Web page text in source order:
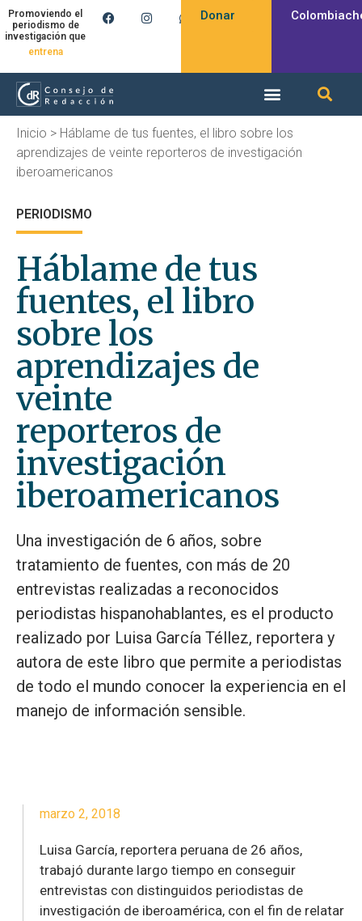
Promoviendo el
periodismo de
investigación que
entrena
Donar
Inicio > Háblame de tus fuentes, el libro sobre los
aprendizajes de veinte reporteros de investigación
iberoamericanos
PERIODISMO
Háblame de tus
fuentes, el libro
sobre los
aprendizajes de
veinte
reporteros de
investigación
iberoamericanos
Una investigación de 6 años, sobre
tratamiento de fuentes, con más de 20
entrevistas realizadas a reconocidos
periodistas hispanohablantes, es el producto
realizado por Luisa García Téllez, reportera y
autora de este libro que permite a periodistas
de todo el mundo conocer la experiencia en el
manejo de información sensible.
marzo 2, 2018
Luisa García, reportera peruana de 26 años,
trabajó durante largo tiempo en conseguir
entrevistas con distinguidos periodistas de
investigación de iberoamérica, con el fin de relatar